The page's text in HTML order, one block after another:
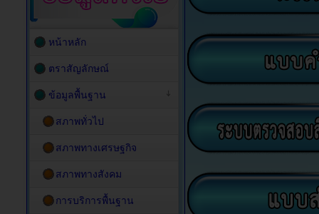
หน้าหลัก
ตราสัญลักษณ์
ข้อมูลพื้นฐาน
สภาพทั่วไป
สภาพทางเศรษฐกิจ
สภาพทางสังคม
การบริการพื้นฐาน